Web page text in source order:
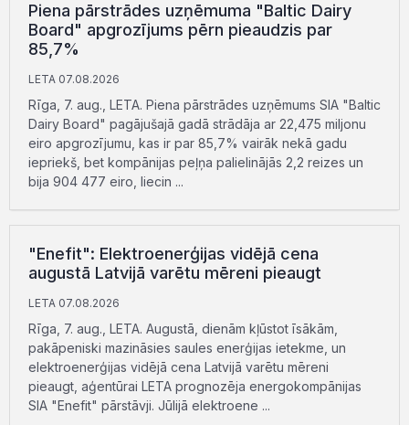
Piena pārstrādes uzņēmuma "Baltic Dairy
Board" apgrozījums pērn pieaudzis par
85,7%
LETA 07.08.2026
Rīga, 7. aug., LETA. Piena pārstrādes uzņēmums SIA "Baltic
Dairy Board" pagājušajā gadā strādāja ar 22,475 miljonu
eiro apgrozījumu, kas ir par 85,7% vairāk nekā gadu
iepriekš, bet kompānijas peļņa palielinājās 2,2 reizes un
bija 904 477 eiro, liecin ...
"Enefit": Elektroenerģijas vidējā cena
augustā Latvijā varētu mēreni pieaugt
LETA 07.08.2026
Rīga, 7. aug., LETA. Augustā, dienām kļūstot īsākām,
pakāpeniski mazināsies saules enerģijas ietekme, un
elektroenerģijas vidējā cena Latvijā varētu mēreni
pieaugt, aģentūrai LETA prognozēja energokompānijas
SIA "Enefit" pārstāvji. Jūlijā elektroene ...